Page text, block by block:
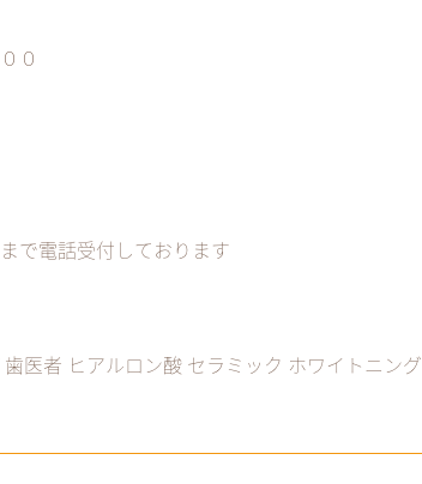
０
で電話受付しております
医者 ヒアルロン酸 セラミック ホワイトニング